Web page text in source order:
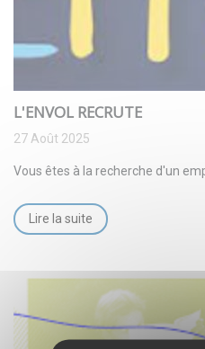
L'ENVOL RECRUTE
27 Août 2025
Vous êtes à la recherche d'un
Lire la suite